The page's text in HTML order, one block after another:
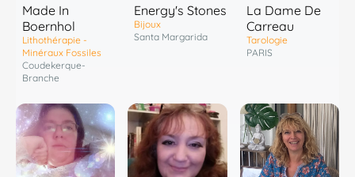
Made In
Boernhol
Lithothérapie -
Minéraux Fossiles
Coudekerque-
Branche
Energy's Stones
Bijoux
Santa Margarida
La Dame De
Carreau
Tarologie
PARIS